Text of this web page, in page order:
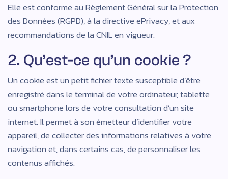
Elle est conforme au Règlement Général sur la Protection
des Données (RGPD), à la directive ePrivacy, et aux
recommandations de la CNIL en vigueur.
2. Qu’est-ce qu’un cookie ?
Un cookie est un petit fichier texte susceptible d’être
enregistré dans le terminal de votre ordinateur, tablette
ou smartphone lors de votre consultation d’un site
internet. Il permet à son émetteur d’identifier votre
appareil, de collecter des informations relatives à votre
navigation et, dans certains cas, de personnaliser les
contenus affichés.